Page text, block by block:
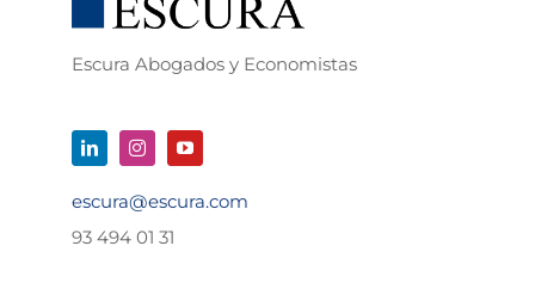
Escura Abogados y Economistas
escura@escura.com
93 494 01 31